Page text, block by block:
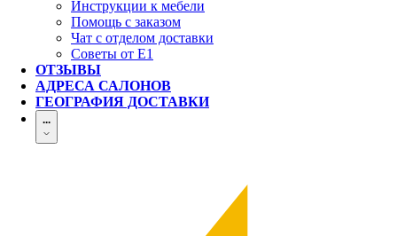
Инструкции к мебели
Помощь с заказом
Чат с отделом доставки
Советы от Е1
ОТЗЫВЫ
АДРЕСА САЛОНОВ
ГЕОГРАФИЯ ДОСТАВКИ
...